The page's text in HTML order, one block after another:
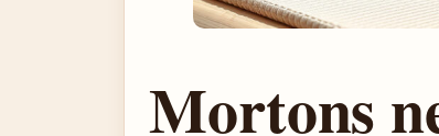
Mortons